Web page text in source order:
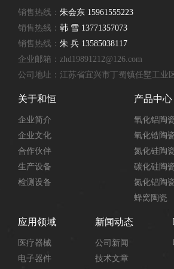
销售热线： 朱会东 15961555223
销售热线： 韩 雪 13771357073
销售热线： 朱 兵 13585038117
企业邮箱：zhd19891212@126.com
公司地址：江苏省宜兴市丁蜀镇任墅工业
关于和恒
企业简介
企业文化
合作伙伴
生产设备
检测设备
产品中心
氧化铝陶
氧化锆陶
氮化硅陶
碳化硅陶
氮化铝陶
蜂窝陶瓷
应用领域
医疗器械
电子器件
新闻动态
公司新闻
技术文章